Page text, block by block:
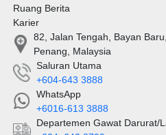
Ruang Berita
Karier
82, Jalan Tengah, Bayan
Penang, Malaysia
Saluran Utama
+604-643 3888
WhatsApp
+6016-613 3888
Departemen Gawat Darurat/